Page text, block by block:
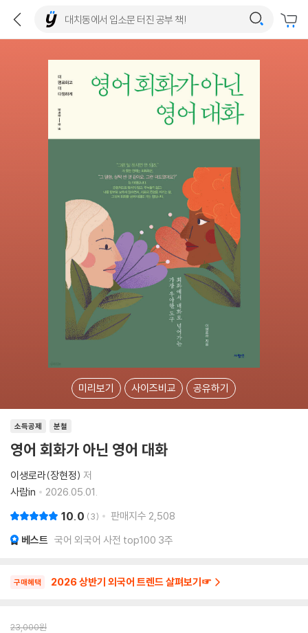
미리보기 사이즈비교 공유하기
소득공제 분철
영어 회화가 아닌 영어 대화
이생로라(장현정) 저
사람in
2026.05.01.
10.0 3 판매지수 2,508
베스트 국어 외국어 사전 top100 3주
구매혜택 2026 상반기 외국어 트렌드 살펴보기☞
23,000원